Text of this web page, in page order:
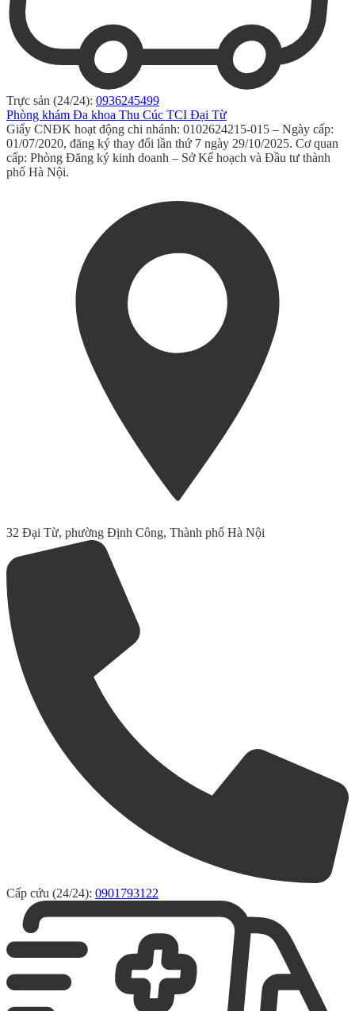
Trực sản (24/24): 0936245499
Phòng khám Đa khoa Thu Cúc TCI Đại Từ
Giấy CNĐK hoạt động chi nhánh: 0102624215-015 – Ngày cấp:
01/07/2020, đăng ký thay đổi lần thứ 7 ngày 29/10/2025. Cơ quan
cấp: Phòng Đăng ký kinh doanh – Sở Kế hoạch và Đầu tư thành
phố Hà Nội.
32 Đại Từ, phường Định Công, Thành phố Hà Nội
Cấp cứu (24/24): 0901793122